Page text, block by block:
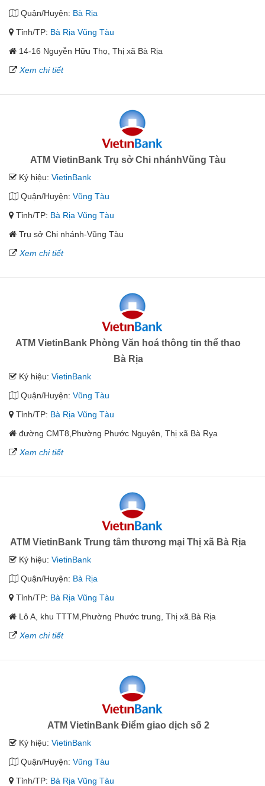
Quận/Huyện: Bà Rịa
Tỉnh/TP: Bà Rịa Vũng Tàu
14-16 Nguyễn Hữu Thọ, Thị xã Bà Rịa
Xem chi tiết
ATM VietinBank Trụ sở Chi nhánhVũng Tàu
Ký hiệu: VietinBank
Quận/Huyện: Vũng Tàu
Tỉnh/TP: Bà Rịa Vũng Tàu
Trụ sở Chi nhánh-Vũng Tàu
Xem chi tiết
ATM VietinBank Phòng Văn hoá thông tin thể thao
Bà Rịa
Ký hiệu: VietinBank
Quận/Huyện: Vũng Tàu
Tỉnh/TP: Bà Rịa Vũng Tàu
đường CMT8,Phường Phước Nguyên, Thị xã Bà Rỵa
Xem chi tiết
ATM VietinBank Trung tâm thương mại Thị xã Bà Rịa
Ký hiệu: VietinBank
Quận/Huyện: Bà Rịa
Tỉnh/TP: Bà Rịa Vũng Tàu
Lô A, khu TTTM,Phường Phước trung, Thị xã.Bà Rịa
Xem chi tiết
ATM VietinBank Điểm giao dịch số 2
Ký hiệu: VietinBank
Quận/Huyện: Vũng Tàu
Tỉnh/TP: Bà Rịa Vũng Tàu